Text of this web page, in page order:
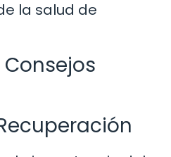
la salud de